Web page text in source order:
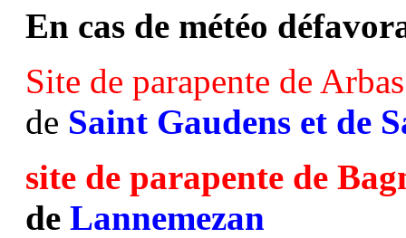
En cas de météo
Site de parapente de Arbas
de Saint Gaudens et de
site de parapente de
de Lannemezan